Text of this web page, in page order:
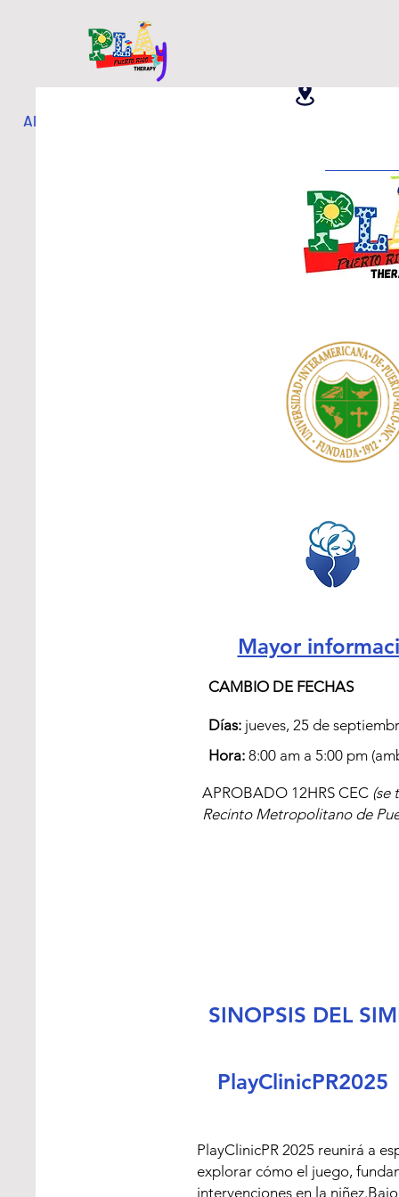
All Posts
Miller,
Educadores de
de
maestro. El
como los
entrenamiento
la importancia
establecimiento
Recuperado de:
and
general.
Thu Aug
Mayor
CAMBIO DE FECHAS
Días: jueves, 25 de
Hora: 8:00 am a 5:00 pm
APROBADO 12HRS CEC (se
Recinto Metropolitano de
SINOPSIS DEL
PlayClinicPR2025
PlayClinicPR 2025 reunirá a
explorar cómo el juego,
intervenciones en la